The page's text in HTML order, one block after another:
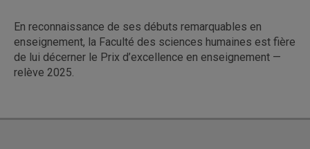
En reconnaissance de ses débuts remarquables en
enseignement, la Faculté des sciences humaines est fière
de lui décerner le Prix d’excellence en enseignement —
relève 2025.